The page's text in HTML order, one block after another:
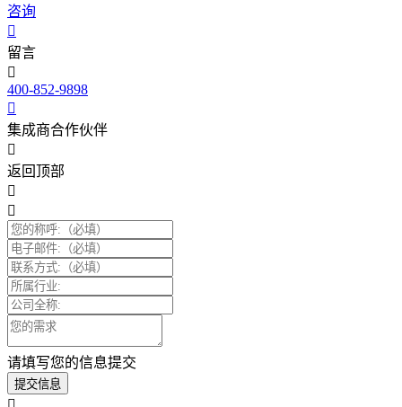
咨询
留言
400-852-9898
集成商合作伙伴
返回顶部
请填写您的信息提交
提交信息